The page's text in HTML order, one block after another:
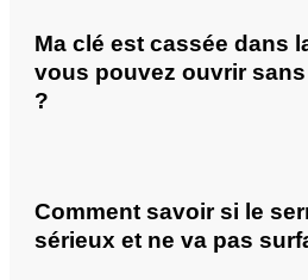
Ma clé est cassée dans
vous pouvez ouvrir
?
Comment savoir si le
sérieux et ne va pas